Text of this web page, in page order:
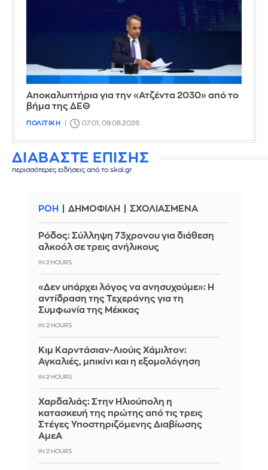
Αποκαλυπτήρια για την «Ατζέντα 2030» από το
βήμα της ΔΕΘ
ΠΟΛΙΤΙΚΗ 07:01, 09.08.2026
ΔΙΑΒΑΣΤΕ ΕΠΙΣΗΣ
περισσότερες ειδήσεις από το skai.gr
ΡΟΗ ΔΗΜΟΦΙΛΗ ΣΧΟΛΙΑΣΜΕΝΑ
Ρόδος: Σύλληψη 73χρονου για διάθεση
αλκοόλ σε τρεις ανήλικους
IN 2 HOURS
«Δεν υπάρχει λόγος να ανησυχούμε»: Η
αντίδραση της Τεχεράνης για τη
Συμφωνία της Μέκκας
IN 2 HOURS
Κιμ Καρντάσιαν-Λιούις Χάμιλτον:
Αγκαλιές, μπικίνι και η εξομολόγηση
IN 2 HOURS
Χαρδαλιάς: Στην Ηλιούπολη η
κατασκευή της πρώτης από τις τρεις
Στέγες Υποστηριζόμενης Διαβίωσης
ΑμεΑ
IN 2 HOURS